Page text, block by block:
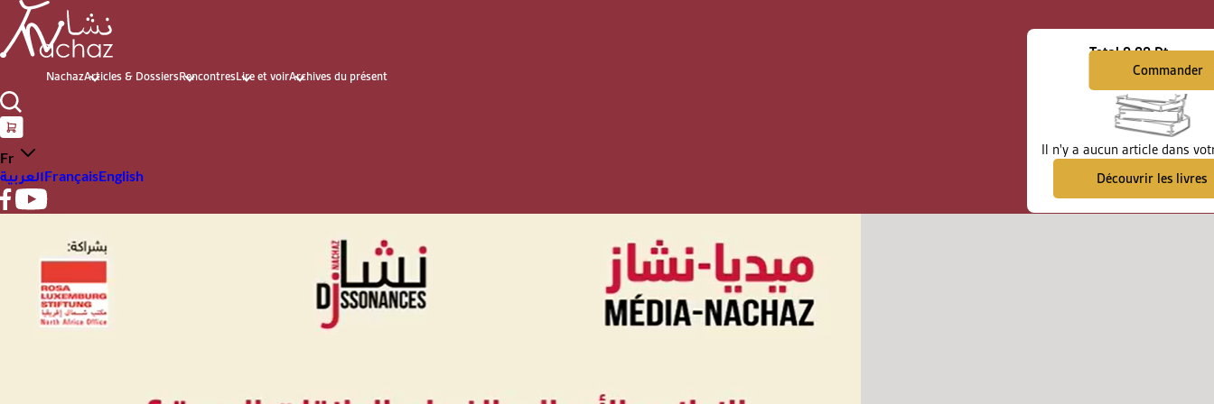
NachazArticles & DossiersRencontresLire et voirArchives du présent
Il n'y a aucun article dans
Découvrir les livres
Total 0.00 Dt
Commander
Fr
العربيةFrançaisEnglish